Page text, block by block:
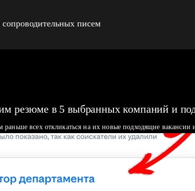
писем
резюме в 5 выбранных компаний и
раньше всех откликаться на их новые подходящие вакансии